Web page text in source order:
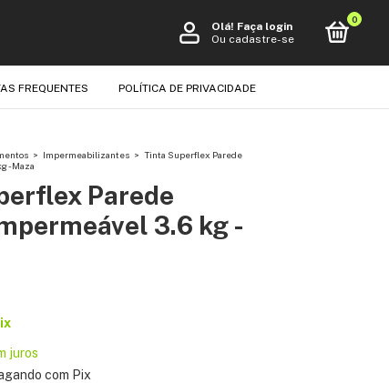
Olá! Faça login
Ou cadastre-se
0
FREQUENTES POLÍTICA DE PRIVACIDADE
> Impermeabilizantes > Tinta Superflex Parede
- Maza
Parede
3.6 kg -
juros
com Pix